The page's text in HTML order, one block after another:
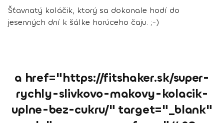
Šťavnatý koláčik, ktorý sa dokonale hodí do
jesenných dní k šálke horúceho čaju. ;-)
a href="https://fitshaker.sk/super-
rychly-slivkovo-makovy-kolacik-
uplne-bez-cukru/" target="_blank"